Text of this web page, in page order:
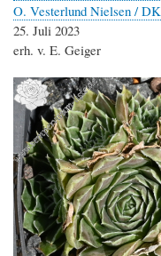
O. Vesterlund Nielsen / DK
25. Juli 2023
erh. v. E. Geiger